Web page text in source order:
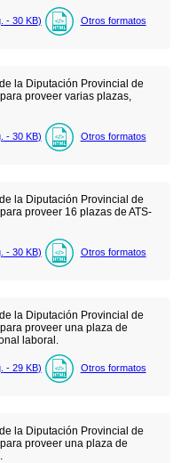
- 30 KB) Otros formatos
la Diputación Provincial de
proveer varias plazas,
- 30 KB) Otros formatos
la Diputación Provincial de
proveer 16 plazas de ATS-
- 30 KB) Otros formatos
la Diputación Provincial de
proveer una plaza de
laboral.
- 29 KB) Otros formatos
la Diputación Provincial de
proveer una plaza de